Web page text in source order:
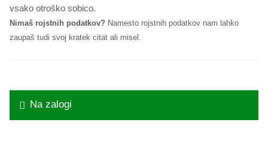
vsako otroško sobico.
Nimaš rojstnih podatkov? Namesto rojstnih podatkov nam lahko
zaupaš tudi svoj kratek citat ali misel.
Na zalogi